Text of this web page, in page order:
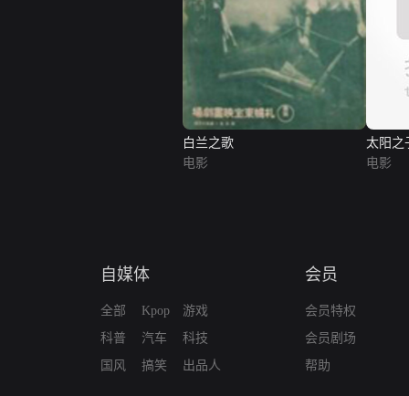
白兰之歌
电影
太阳之
电影
自媒体
全部
科普
国风
Kpop
汽车
搞笑
游戏
科技
出品人
会员
会员特权
会员剧场
帮助